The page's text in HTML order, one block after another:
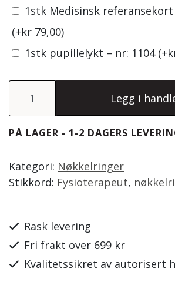
1stk Medisinsk referansekort
(+kr 79,00)
1stk pupillelykt – nr: 1104 (+
Legg i
PÅ LAGER - 1-2 DAGERS
Kategori: Nøkkelringer
Stikkord: Fysioterapeut,
Rask levering
Fri frakt over 699 kr
Kvalitetssikret av autorisert